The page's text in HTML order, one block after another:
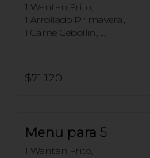
1 Wantan Frito,
1 Arrollado Primavera,
1 Carne Cebollín,
1 Pollo Cebollín,
4 Arroz Chaufan
$71.120
Menu para 5
1 Wantan Frito,